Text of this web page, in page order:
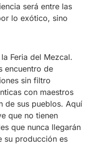
será entre las
lo exótico, sino
Feria del Mezcal.
encuentro de
sin filtro
con maestros
de sus pueblos. Aquí
que no tienen
que nunca llegarán
su producción es